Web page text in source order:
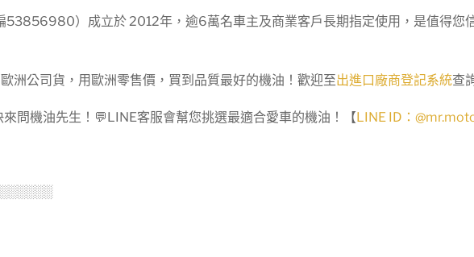
53856980）成立於 2012年，逾6萬名車主及商業客戶長期指定使用，是值得您
洲公司貨，用歐洲零售價，買到品質最好的機油！歡迎至出進口廠商登記系統查
問機油先生！💬LINE客服會幫您挑選最適合愛車的機油！【LINE ID：